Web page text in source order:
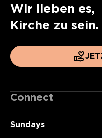
Wir lieben es,
Kirche zu sein.
Connect
Sundays